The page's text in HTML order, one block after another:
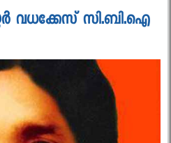
വധക്കേസ് സി.ബി.ഐ